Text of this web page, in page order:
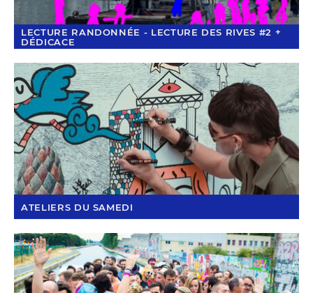
LECTURE RANDONNÉE - LECTURE DES RIVES #2 +
DÉDICACE
ATELIERS DU SAMEDI